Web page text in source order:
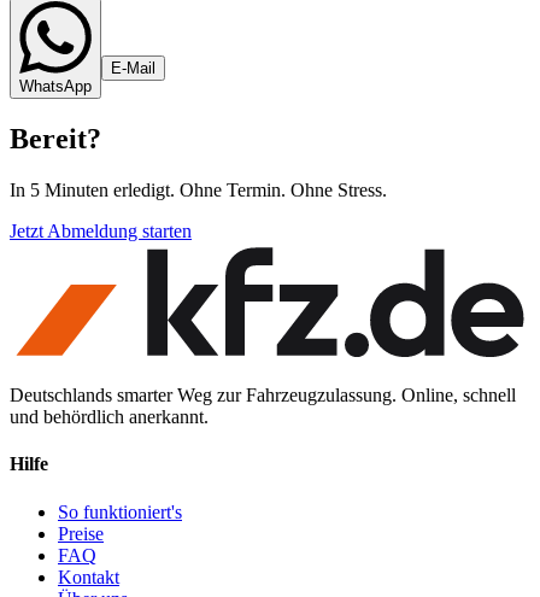
WhatsApp
E-Mail
Bereit?
In 5 Minuten erledigt. Ohne Termin. Ohne Stress.
Jetzt Abmeldung starten
Deutschlands smarter Weg zur Fahrzeugzulassung. Online, schnell
und behördlich anerkannt.
Hilfe
So funktioniert's
Preise
FAQ
Kontakt